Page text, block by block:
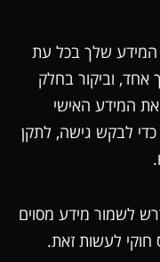
המידע שלך בכל עת
אחד, וביקור בחלק
המידע האישי
לבקש גישה, לתקן
לשמור מידע מסוים
לעשות זאת.